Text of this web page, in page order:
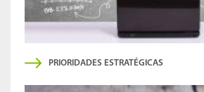
PRIORIDADES ESTRATÉGICAS